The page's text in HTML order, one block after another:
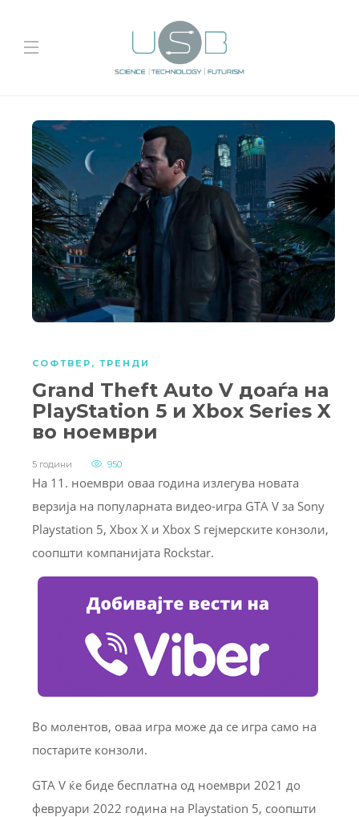
СОФТВЕР , ТРЕНДИ
Grand Theft Auto V доаѓа на
PlayStation 5 и Xbox Series X
во ноември
5 години 950
На 11. ноември оваа година излегува новата
верзија на популарната видео-игра GTA V за Sony
Playstation 5, Xbox X и Xbox S гејмерските конзоли,
соопшти компанијата Rockstar.
Во молентов, оваа игра може да се игра само на
постарите конзоли.
GTA V ќе биде бесплатна од ноември 2021 до
февруари 2022 година на Playstation 5, соопшти